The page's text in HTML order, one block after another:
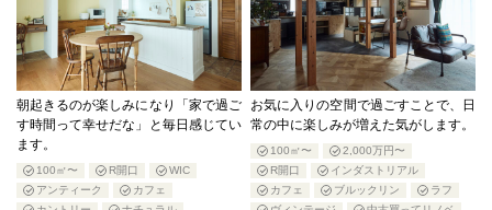
朝起きるのが楽しみになり「家で過ご
す時間って幸せだな」と毎日感じてい
ます。
100㎡〜 R開口
WIC
アンティーク
カフェ
お気に入りの空間で過ごすことで、日
常の中に楽しみが増えた気がします。
100㎡〜
2,000万円〜
R開口
インダストリアル
カフェ
ブルックリン
ラフ